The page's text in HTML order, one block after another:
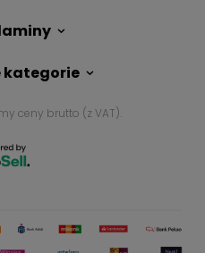
kategorie
ceny brutto (z VAT).